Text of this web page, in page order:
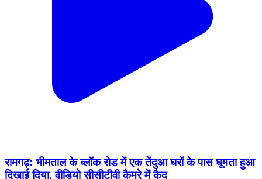
रामगढ़: भीमताल के ब्लॉक रोड में एक तेंदुआ घरों के पास घूमता हुआ
दिखाई दिया, वीडियो सीसीटीवी कैमरे में कैद